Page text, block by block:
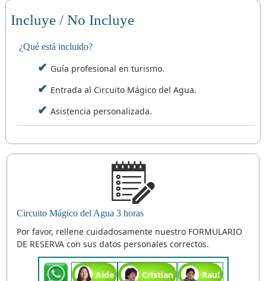
Incluye / No Incluye
¿Qué está incluido?
Guía profesional en turismo.
Entrada al Circuito Mágico del Agua.
Asistencia personalizada.
Circuito Mágico del Agua 3 horas
Por favor, rellene cuidadosamente nuestro FORMULARIO
DE RESERVA con sus datos personales correctos.
Aide Cristian Raul